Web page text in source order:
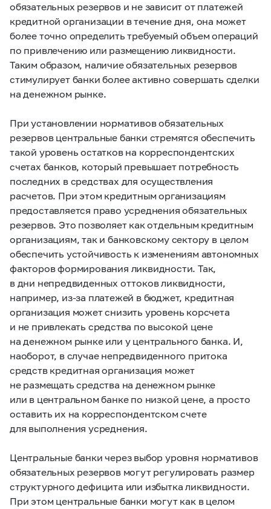
обязательных резервов и не зависит от платежей
кредитной организации в течение дня, она может
более точно определить требуемый объем операций
по привлечению или размещению ликвидности.
Таким образом, наличие обязательных резервов
стимулирует банки более активно совершать сделки
на денежном рынке.
При установлении нормативов обязательных
резервов центральные банки стремятся обеспечить
такой уровень остатков на корреспондентских
счетах банков, который превышает потребность
последних в средствах для осуществления
расчетов. При этом кредитным организациям
предоставляется право усреднения обязательных
резервов. Это позволяет как отдельным кредитным
организациям, так и банковскому сектору в целом
обеспечить устойчивость к изменениям автономных
факторов формирования ликвидности. Так,
в дни непредвиденных оттоков ликвидности,
например, из-за платежей в бюджет, кредитная
организация может снизить уровень корсчета
и не привлекать средства по высокой цене
на денежном рынке или у центрального банка. И,
наоборот, в случае непредвиденного притока
средств кредитная организация может
не размещать средства на денежном рынке
или в центральном банке по низкой цене, а просто
оставить их на корреспондентском счете
для выполнения усреднения.
Центральные банки через выбор уровня нормативов
обязательных резервов могут регулировать размер
структурного дефицита или избытка ликвидности.
При этом центральные банки могут как в целом